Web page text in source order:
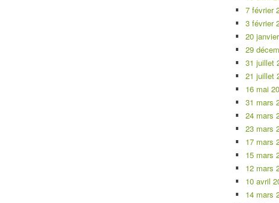
7 février
3 février
20
29
31 juillet
21 juillet
16 mai
31 mars
24 mars
23 mars
17 mars
15 mars
12 mars
10 avril
14 mars